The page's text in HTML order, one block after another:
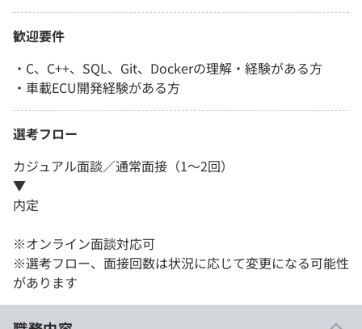
歓迎要件
・C、C++、SQL、Git、Dockerの理解・経験がある方
・車載ECU開発経験がある方
選考フロー
カジュアル面談／通常面接（1～2回）
▼
内定
※オンライン面談対応可
※選考フロー、面接回数は状況に応じて変更になる可能性
があります